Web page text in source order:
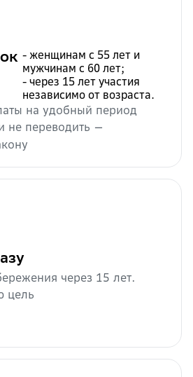
Доступно:
- женщинам с 55 лет и
мужчинам с 60 лет;
- через 15 лет участия
независимо от возраста.
на удобный период
– от 5 лет
не переводить —
через 15 лет.
цель